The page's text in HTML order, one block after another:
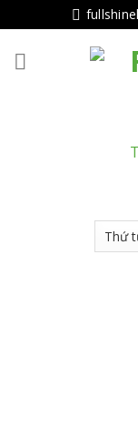
tục
tới